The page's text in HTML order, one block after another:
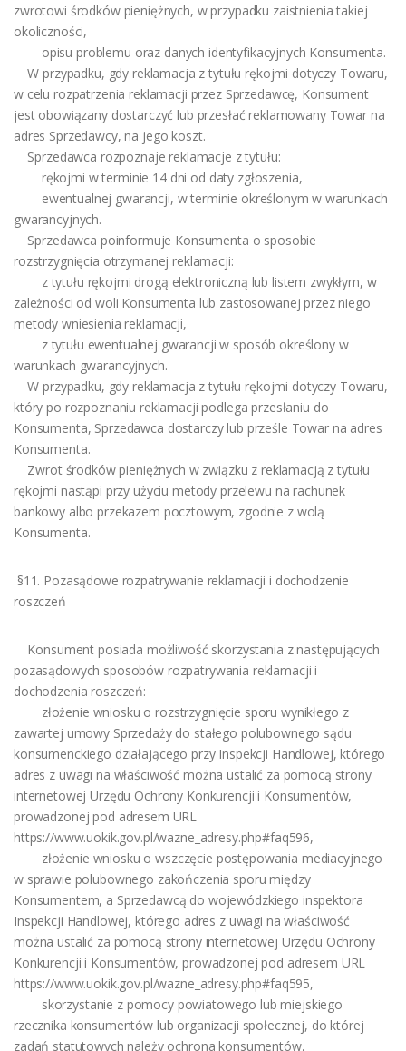
zwrotowi środków pieniężnych, w przypadku zaistnienia takiej
okoliczności,
opisu problemu oraz danych identyfikacyjnych Konsumenta.
W przypadku, gdy reklamacja z tytułu rękojmi dotyczy Towaru,
w celu rozpatrzenia reklamacji przez Sprzedawcę, Konsument
jest obowiązany dostarczyć lub przesłać reklamowany Towar na
adres Sprzedawcy, na jego koszt.
Sprzedawca rozpoznaje reklamacje z tytułu:
rękojmi w terminie 14 dni od daty zgłoszenia,
ewentualnej gwarancji, w terminie określonym w warunkach
gwarancyjnych.
Sprzedawca poinformuje Konsumenta o sposobie
rozstrzygnięcia otrzymanej reklamacji:
z tytułu rękojmi drogą elektroniczną lub listem zwykłym, w
zależności od woli Konsumenta lub zastosowanej przez niego
metody wniesienia reklamacji,
z tytułu ewentualnej gwarancji w sposób określony w
warunkach gwarancyjnych.
W przypadku, gdy reklamacja z tytułu rękojmi dotyczy Towaru,
który po rozpoznaniu reklamacji podlega przesłaniu do
Konsumenta, Sprzedawca dostarczy lub prześle Towar na adres
Konsumenta.
Zwrot środków pieniężnych w związku z reklamacją z tytułu
rękojmi nastąpi przy użyciu metody przelewu na rachunek
bankowy albo przekazem pocztowym, zgodnie z wolą
Konsumenta.
§11. Pozasądowe rozpatrywanie reklamacji i dochodzenie
roszczeń
Konsument posiada możliwość skorzystania z następujących
pozasądowych sposobów rozpatrywania reklamacji i
dochodzenia roszczeń:
złożenie wniosku o rozstrzygnięcie sporu wynikłego z
zawartej umowy Sprzedaży do stałego polubownego sądu
konsumenckiego działającego przy Inspekcji Handlowej, którego
adres z uwagi na właściwość można ustalić za pomocą strony
internetowej Urzędu Ochrony Konkurencji i Konsumentów,
prowadzonej pod adresem URL
https://www.uokik.gov.pl/wazne_adresy.php#faq596,
złożenie wniosku o wszczęcie postępowania mediacyjnego
w sprawie polubownego zakończenia sporu między
Konsumentem, a Sprzedawcą do wojewódzkiego inspektora
Inspekcji Handlowej, którego adres z uwagi na właściwość
można ustalić za pomocą strony internetowej Urzędu Ochrony
Konkurencji i Konsumentów, prowadzonej pod adresem URL
https://www.uokik.gov.pl/wazne_adresy.php#faq595,
skorzystanie z pomocy powiatowego lub miejskiego
rzecznika konsumentów lub organizacji społecznej, do której
zadań statutowych należy ochrona konsumentów,